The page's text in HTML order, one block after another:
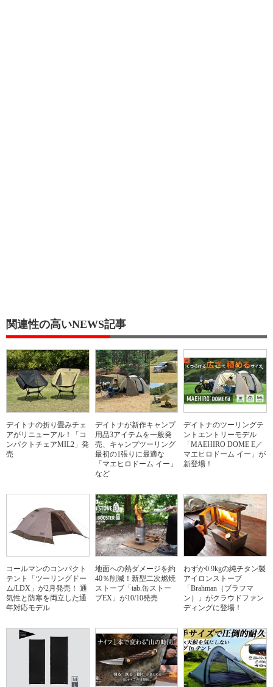
関連性の高いNEWS記事
デイトナの折り畳みチェ
アがリニューアル！「コ
ンパクトチェアMIL2」発
売
デイトナが新作キャンプ
用品3アイテムを一般発
売、キャンプツーリング
最初の1張りに最適な
「マエヒロドーム イー」
など
デイトナのツーリングテ
ントエントリーモデル
「MAEHIRO DOME E／
マエヒロドーム イー」が
新登場！
コールマンのコンパクト
テント「ツーリングドー
ム/LDX」が2月発売！ 通
気性と防寒を両立した通
年対応モデル
地面への熱ダメージを約
40％削減！新型二次燃焼
ストーブ「tab.缶ストー
ブEX」が10/10発売
わずか0.9kgの純チタン製
アイロンストーブ
「Brahman（ブラフマ
ン）」がクラウドファン
ディングに登場！